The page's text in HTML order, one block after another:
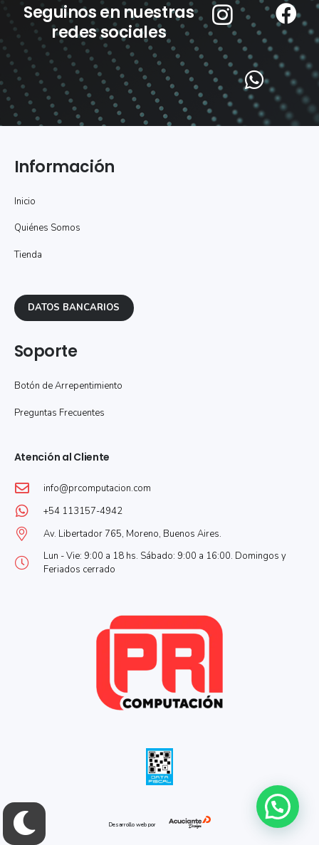
Seguinos en nuestras
redes sociales
Información
Inicio
Quiénes Somos
Tienda
DATOS BANCARIOS
Soporte
Botón de Arrepentimiento
Preguntas Frecuentes
Atención al Cliente
info@prcomputacion.com
+54 113157-4942
Av. Libertador 765, Moreno, Buenos Aires.
Lun - Vie: 9:00 a 18 hs. Sábado: 9:00 a 16:00. Domingos y
Feriados cerrado
Desarrollo web por